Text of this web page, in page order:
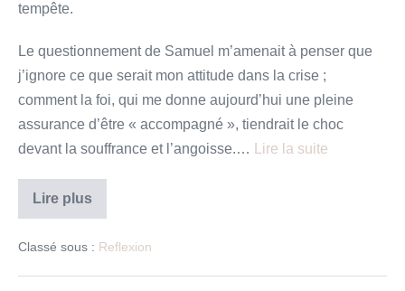
tempête.
Le questionnement de Samuel m’amenait à penser que
j’ignore ce que serait mon attitude dans la crise ;
comment la foi, qui me donne aujourd’hui une pleine
assurance d’être « accompagné », tiendrait le choc
devant la souffrance et l’angoisse.…
Lire la suite
Lire plusQuelques
marge
de
Classé sous : Reflexion